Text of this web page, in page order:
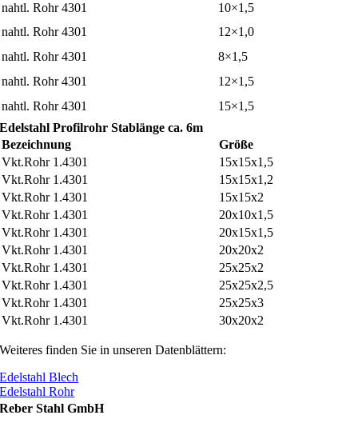
nahtl. Rohr 4301
10×1,5
nahtl. Rohr 4301
12×1,0
nahtl. Rohr 4301
8×1,5
nahtl. Rohr 4301
12×1,5
nahtl. Rohr 4301
15×1,5
Edelstahl Profilrohr Stablänge ca. 6m
Bezeichnung
Größe
Vkt.Rohr 1.4301
15x15x1,5
Vkt.Rohr 1.4301
15x15x1,2
Vkt.Rohr 1.4301
15x15x2
Vkt.Rohr 1.4301
20x10x1,5
Vkt.Rohr 1.4301
20x15x1,5
Vkt.Rohr 1.4301
20x20x2
Vkt.Rohr 1.4301
25x25x2
Vkt.Rohr 1.4301
25x25x2,5
Vkt.Rohr 1.4301
25x25x3
Vkt.Rohr 1.4301
30x20x2
Weiteres finden Sie in unseren Datenblättern:
Edelstahl Blech
Edelstahl Rohr
Reber Stahl GmbH